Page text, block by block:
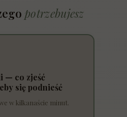
potrzebujesz
— co zjeść
się podnieść
w kilkanaście minut.